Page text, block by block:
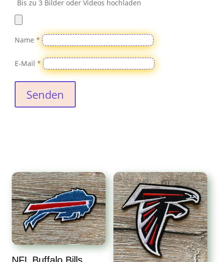
Bis zu 3 Bilder oder Videos hochladen
Name*
E-Mail*
Senden